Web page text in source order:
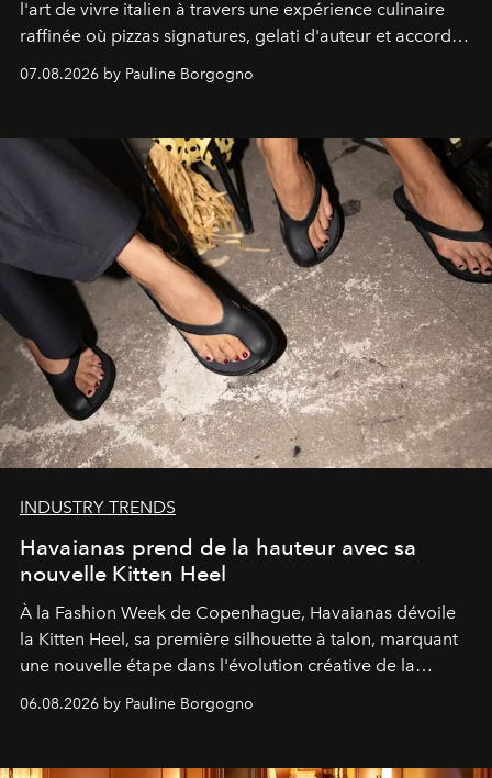
l'art de vivre italien à travers une expérience culinaire
raffinée où pizzas signatures, gelati d'auteur et accords
d'exception composent un véritable voyage sensoriel.
07.08.2026 by Pauline Borgogno
INDUSTRY TRENDS
Havaianas prend de la hauteur avec sa
nouvelle Kitten Heel
À la Fashion Week de Copenhague, Havaianas dévoile
la Kitten Heel, sa première silhouette à talon, marquant
une nouvelle étape dans l'évolution créative de la
06.08.2026 by Pauline Borgogno